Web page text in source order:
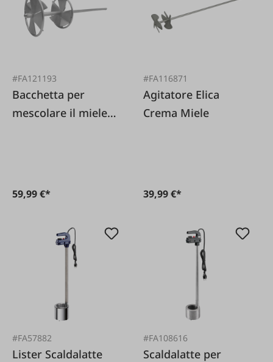
#FA121193
Bacchetta per
mescolare il miele
59,99 €*
#FA116871
Agitatore Elica
Crema Miele
39,99 €*
#FA57882
Lister Scaldalatte
#FA108616
Scaldalatte per